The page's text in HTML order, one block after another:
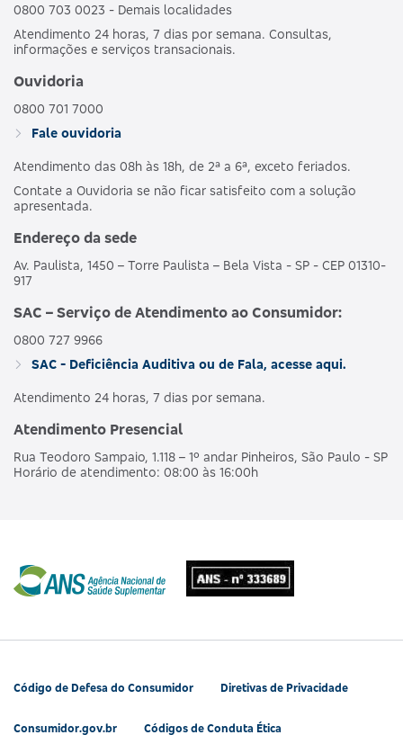
0800 703 0023 - Demais localidades
Atendimento 24 horas, 7 dias por semana. Consultas,
informações e serviços transacionais.
Ouvidoria
0800 701 7000
Fale ouvidoria
Atendimento das 08h às 18h, de 2ª a 6ª, exceto feriados.
Contate a Ouvidoria se não ficar satisfeito com a solução
apresentada.
Endereço da sede
Av. Paulista, 1450 – Torre Paulista – Bela Vista - SP - CEP 01310-
917
SAC – Serviço de Atendimento ao Consumidor:
0800 727 9966
SAC - Deficiência Auditiva ou de Fala, acesse aqui.
Atendimento 24 horas, 7 dias por semana.
Atendimento Presencial
Rua Teodoro Sampaio, 1.118 – 1º andar Pinheiros, São Paulo - SP
Horário de atendimento: 08:00 às 16:00h
Código de Defesa do Consumidor Diretivas de Privacidade
Consumidor.gov.br Códigos de Conduta Ética